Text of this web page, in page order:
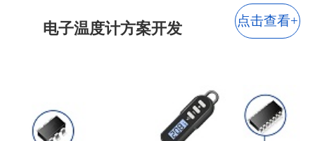
电子温度计方案开发 点击查看+